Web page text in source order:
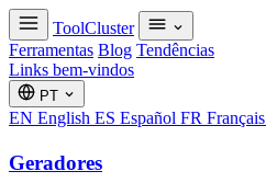
ToolCluster
Ferramentas Blog Tendências
Links bem-vindos
PT
EN English ES Español FR Français
Geradores